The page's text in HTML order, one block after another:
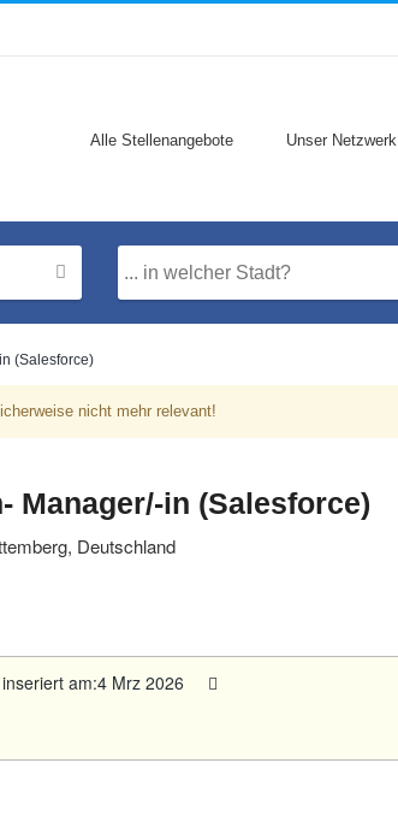
Alle Stellenangebote Unser Netzwerk
(Salesforce)
nicht mehr relevant!
Manager/-in (Salesforce)
Deutschland
inseriert am:4 Mrz 2026